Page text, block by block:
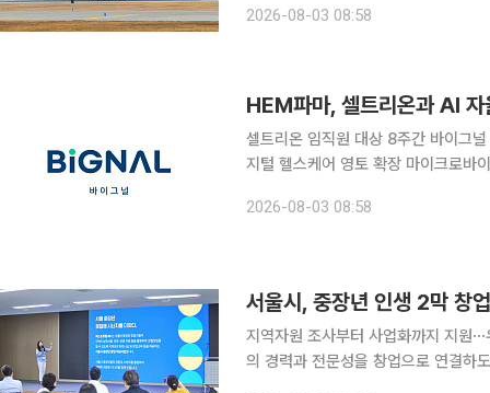
2026-08-03 08:58
셀트리온 임직원 대상 8주간 바이그
지털 헬스케어 영토 확장 마이크로바이옴 헬스케어 기업 HEM파마가 글로벌 생명공학 기업 셀트리
온으로부터 단행된 전략적 투자(SI)
2026-08-03 08:58
서울시, 중장년 인생 2막 창
지역자원 조사부터 사업화까지 지원⋯우수팀 최대
의 경력과 전문성을 창업으로 연결하